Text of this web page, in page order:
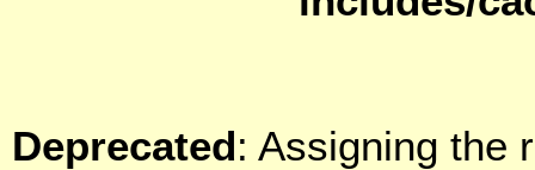
Deprecated: Assigning the